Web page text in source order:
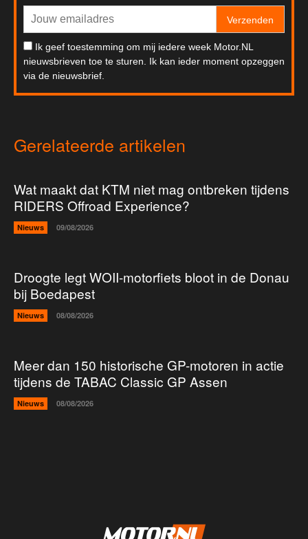
Verzenden
Ik geef toestemming om mij iedere week Motor.NL
nieuwsbrieven toe te sturen. Ik kan ieder moment opzeggen
via de nieuwsbrief.
Gerelateerde artikelen
Wat maakt dat KTM niet mag ontbreken tijdens
RIDERS Offroad Experience?
Nieuws 09/08/2026
Droogte legt WOII-motorfiets bloot in de Donau
bij Boedapest
Nieuws 08/08/2026
Meer dan 150 historische GP-motoren in actie
tijdens de TABAC Classic GP Assen
Nieuws 08/08/2026